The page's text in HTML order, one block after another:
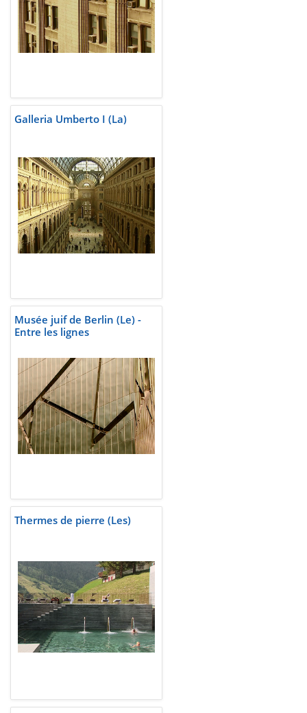
Galleria Umberto I (La)
Musée juif de Berlin (Le) -
Entre les lignes
Thermes de pierre (Les)